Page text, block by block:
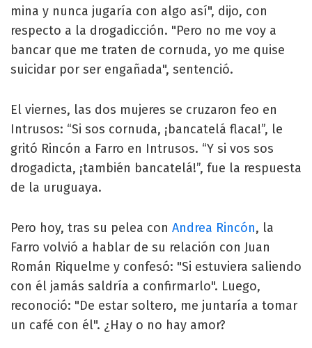
mina y nunca jugaría con algo así", dijo, con
respecto a la drogadicción. "Pero no me voy a
bancar que me traten de cornuda, yo me quise
suicidar por ser engañada", sentenció.
El viernes, las dos mujeres se cruzaron feo en
Intrusos: “Si sos cornuda, ¡bancatelá flaca!”, le
gritó Rincón a Farro en Intrusos. “Y si vos sos
drogadicta, ¡también bancatelá!”, fue la respuesta
de la uruguaya.
Pero hoy, tras su pelea con Andrea Rincón, la
Farro volvió a hablar de su relación con Juan
Román Riquelme y confesó: "Si estuviera saliendo
con él jamás saldría a confirmarlo". Luego,
reconoció: "De estar soltero, me juntaría a tomar
un café con él". ¿Hay o no hay amor?